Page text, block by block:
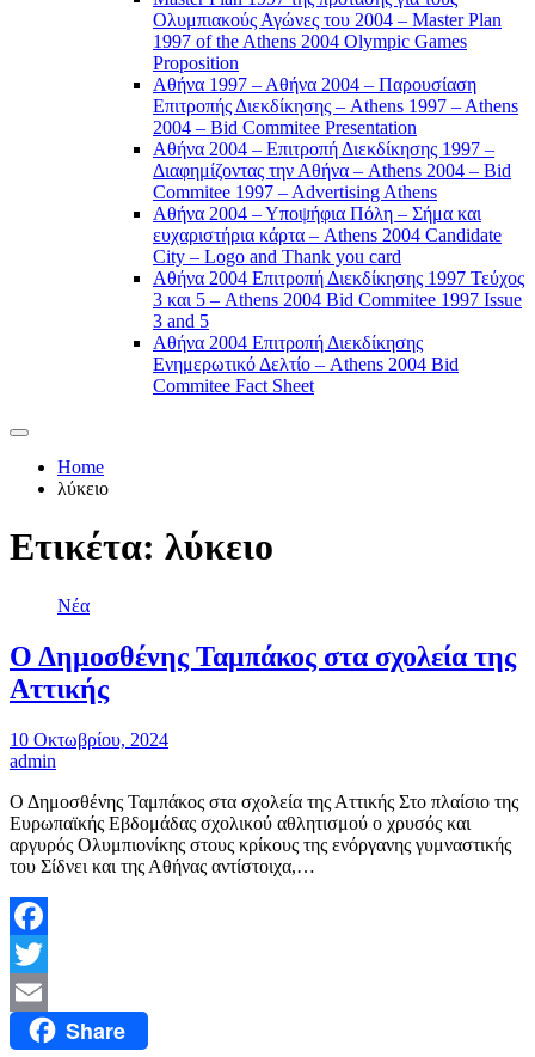
Ολυμπιακούς Αγώνες του 2004 – Master Plan
1997 of the Athens 2004 Olympic Games
Proposition
Αθήνα 1997 – Αθήνα 2004 – Παρουσίαση
Επιτροπής Διεκδίκησης – Athens 1997 – Athens
2004 – Bid Commitee Presentation
Αθήνα 2004 – Επιτροπή Διεκδίκησης 1997 –
Διαφημίζοντας την Αθήνα – Athens 2004 – Bid
Commitee 1997 – Advertising Athens
Αθήνα 2004 – Υποψήφια Πόλη – Σήμα και
ευχαριστήρια κάρτα – Athens 2004 Candidate
City – Logo and Thank you card
Αθήνα 2004 Επιτροπή Διεκδίκησης 1997 Τεύχος
3 και 5 – Athens 2004 Bid Commitee 1997 Issue
3 and 5
Αθήνα 2004 Επιτροπή Διεκδίκησης
Ενημερωτικό Δελτίο – Athens 2004 Bid
Commitee Fact Sheet
Home
λύκειο
Ετικέτα: λύκειο
Νέα
Ο Δημοσθένης Ταμπάκος στα σχολεία της
Αττικής
10 Οκτωβρίου, 2024
admin
Ο Δημοσθένης Ταμπάκος στα σχολεία της Αττικής Στο πλαίσιο της
Ευρωπαϊκής Εβδομάδας σχολικού αθλητισμού ο χρυσός και
αργυρός Ολυμπιονίκης στους κρίκους της ενόργανης γυμναστικής
του Σίδνει και της Αθήνας αντίστοιχα,…
Facebook
Twitter
Email Share